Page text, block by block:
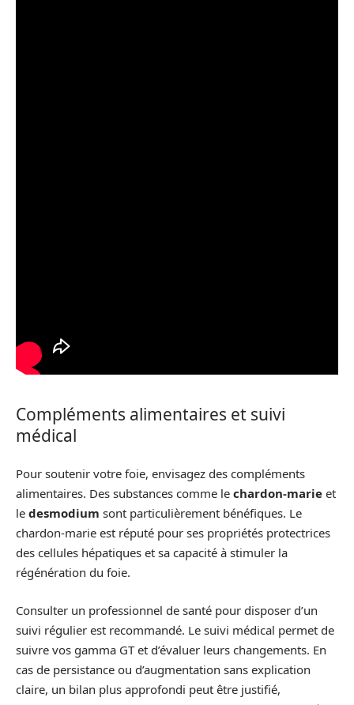
Compléments alimentaires et suivi
médical
Pour soutenir votre foie, envisagez des compléments
alimentaires. Des substances comme le chardon-marie et
le desmodium sont particulièrement bénéfiques. Le
chardon-marie est réputé pour ses propriétés protectrices
des cellules hépatiques et sa capacité à stimuler la
régénération du foie.
Consulter un professionnel de santé pour disposer d’un
suivi régulier est recommandé. Le suivi médical permet de
suivre vos gamma GT et d’évaluer leurs changements. En
cas de persistance ou d’augmentation sans explication
claire, un bilan plus approfondi peut être justifié,